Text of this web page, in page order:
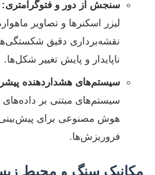
سنجش از دور و فتوگرامتری:
لیزر اسکنرها و تصاویر
نقشه‌برداری دقیق
ناپایدار و پایش تغییر شکل‌ها.
سیستم‌های هشداردهنده
سیستم‌های مبتنی بر
هوش مصنوعی برای
فروریزش‌ها.
مکانیک سنگ و محیط